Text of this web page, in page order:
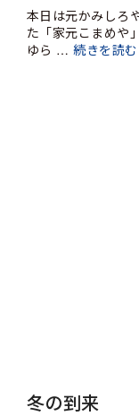
本日は元かみしろ
た「家元こまめや
ゆら …続きを読む
冬の到来